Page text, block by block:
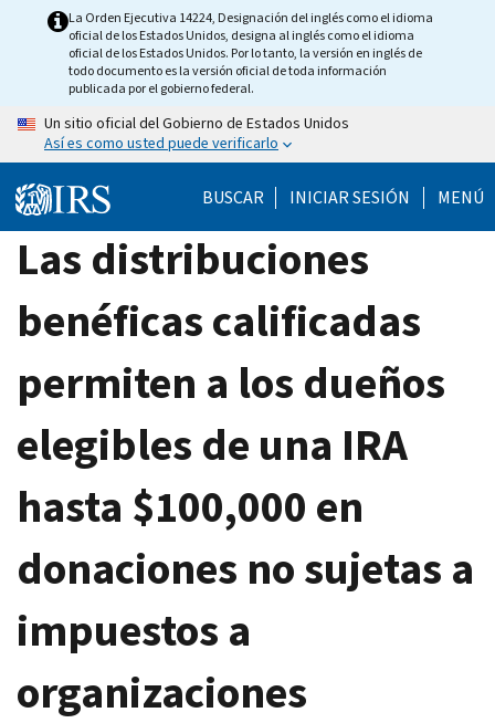
La Orden Ejecutiva 14224, Designación del inglés como el idioma
oficial de los Estados Unidos, designa al inglés como el idioma
oficial de los Estados Unidos. Por lo tanto, la versión en inglés de
todo documento es la versión oficial de toda información
publicada por el gobierno federal.
Un sitio oficial del Gobierno de Estados Unidos
Así es como usted puede verificarlo
BUSCAR INICIAR SESIÓN MENÚ
Las distribuciones
benéficas calificadas
permiten a los dueños
elegibles de una IRA
hasta $100,000 en
donaciones no sujetas a
impuestos a
organizaciones